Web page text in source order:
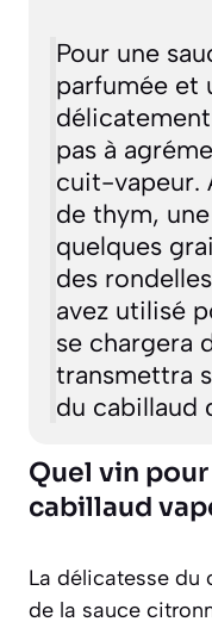
Pour une
parfumée et
pas à
cuit-vapeur.
de thym,
quelques
des
avez utilisé
se chargera
transmettra
du cabillaud
Quel vin
cabillaud
La délicatesse du
de la sauce